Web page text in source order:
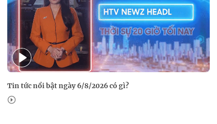
Tin tức nổi bật ngày 6/8/2026 có gì?